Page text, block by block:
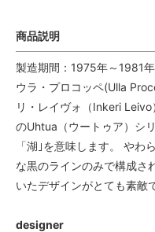
商品説明
製造期間：1975年～1981年
ウラ・プロコッペ(Ulla
リ・レイヴォ（Inkeri
のUhtua（ウートゥア）シ
「湖｣を意味します。 やわ
な黒のラインのみで構成さ
いたデザインがとても素敵
designer